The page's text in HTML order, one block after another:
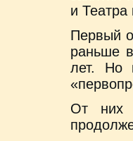
и Театра
Первый
раньше
лет. Но
От них